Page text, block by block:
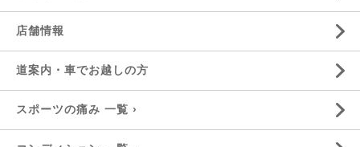
店舗情報
道案内・車でお越しの方
スポーツの痛み 一覧 ›